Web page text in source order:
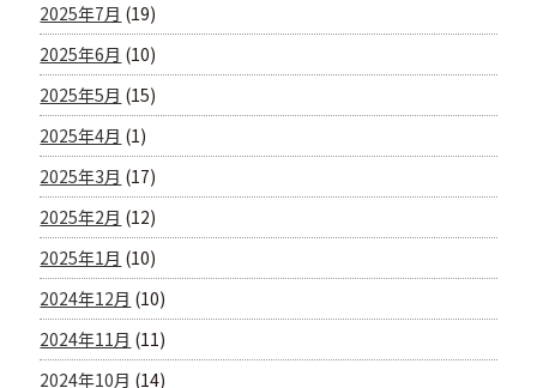
2025年7月 (19)
2025年6月 (10)
2025年5月 (15)
2025年4月 (1)
2025年3月 (17)
2025年2月 (12)
2025年1月 (10)
2024年12月 (10)
2024年11月 (11)
2024年10月 (14)